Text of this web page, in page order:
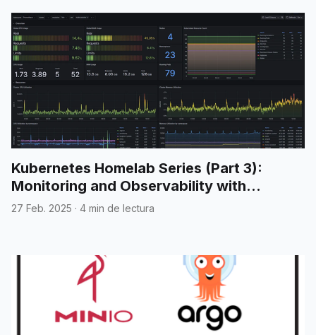
Kubernetes Homelab Series (Part 3):
Monitoring and Observability with
Prometheus and Grafana
27 Feb. 2025 · 4 min de lectura